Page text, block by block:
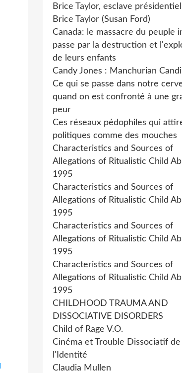
Brice Taylor, esclave
Brice Taylor (Susan Ford)
Canada: le massacre du peuple
passe par la destruction et
de leurs enfants
Candy Jones : Manchurian
Ce qui se passe dans notre
quand on est confronté à une
peur
Ces réseaux pédophiles qui
politiques comme des mouches
Characteristics and Sources of
Allegations of Ritualistic Child
1995
Characteristics and Sources of
Allegations of Ritualistic Child
1995
Characteristics and Sources of
Allegations of Ritualistic Child
1995
Characteristics and Sources of
Allegations of Ritualistic Child
1995
CHILDHOOD TRAUMA AND
DISSOCIATIVE DISORDERS
Child of Rage V.O.
Cinéma et Trouble Dissociatif de
l'Identité
Claudia Mullen